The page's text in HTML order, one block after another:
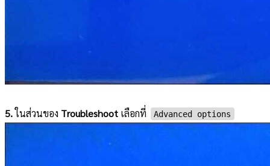
5.ในส่วนของ Troubleshoot เลือกที่ Advanced options